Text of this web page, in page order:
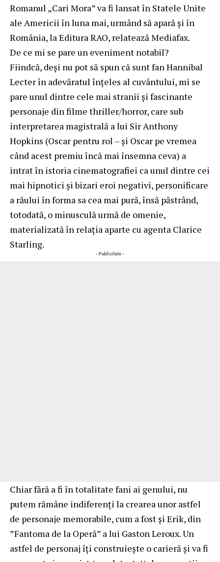
Romanul „Cari Mora” va fi lansat în Statele Unite
ale Americii în luna mai, urmând să apară şi în
România, la Editura RAO, relatează Mediafax.
De ce mi se pare un eveniment notabil?
Fiindcă, deşi nu pot să spun că sunt fan Hannibal
Lecter în adevăratul înţeles al cuvântului, mi se
pare unul dintre cele mai stranii şi fascinante
personaje din filme thriller/horror, care sub
interpretarea magistrală a lui Sir Anthony
Hopkins (Oscar pentru rol – şi Oscar pe vremea
când acest premiu încă mai însemna ceva) a
intrat în istoria cinematografiei ca unul dintre cei
mai hipnotici şi bizari eroi negativi, personificare
a răului în forma sa cea mai pură, însă păstrând,
totodată, o minusculă urmă de omenie,
materializată în relaţia aparte cu agenta Clarice
Starling.
- Publicitate -
Chiar fără a fi în totalitate fani ai genului, nu
putem rămâne indiferenţi la crearea unor astfel
de personaje memorabile, cum a fost şi Erik, din
”Fantoma de la Operă” a lui Gaston Leroux. Un
astfel de personaj îţi construieşte o carieră şi va fi